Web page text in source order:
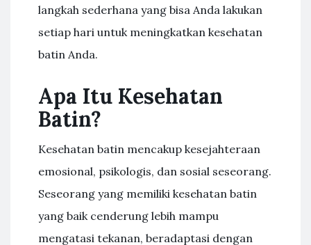
langkah sederhana yang bisa Anda lakukan
setiap hari untuk meningkatkan kesehatan
batin Anda.
Apa Itu Kesehatan
Batin?
Kesehatan batin mencakup kesejahteraan
emosional, psikologis, dan sosial seseorang.
Seseorang yang memiliki kesehatan batin
yang baik cenderung lebih mampu
mengatasi tekanan, beradaptasi dengan